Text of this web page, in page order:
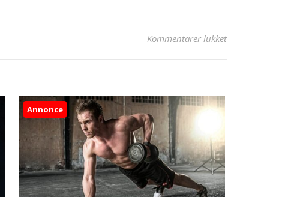
Kommentarer lukkettil Sådan Hænger
Annonce